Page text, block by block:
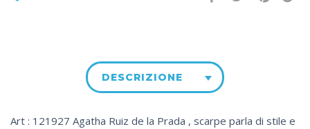
DESCRIZIONE
Art : 121927 Agatha Ruiz de la Prada , scarpe parla di stile e